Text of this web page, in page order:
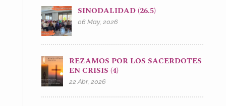
SINODALIDAD (26.5)
06 May, 2026
REZAMOS POR LOS SACERDOTES
EN CRISIS (4)
22 Abr, 2026